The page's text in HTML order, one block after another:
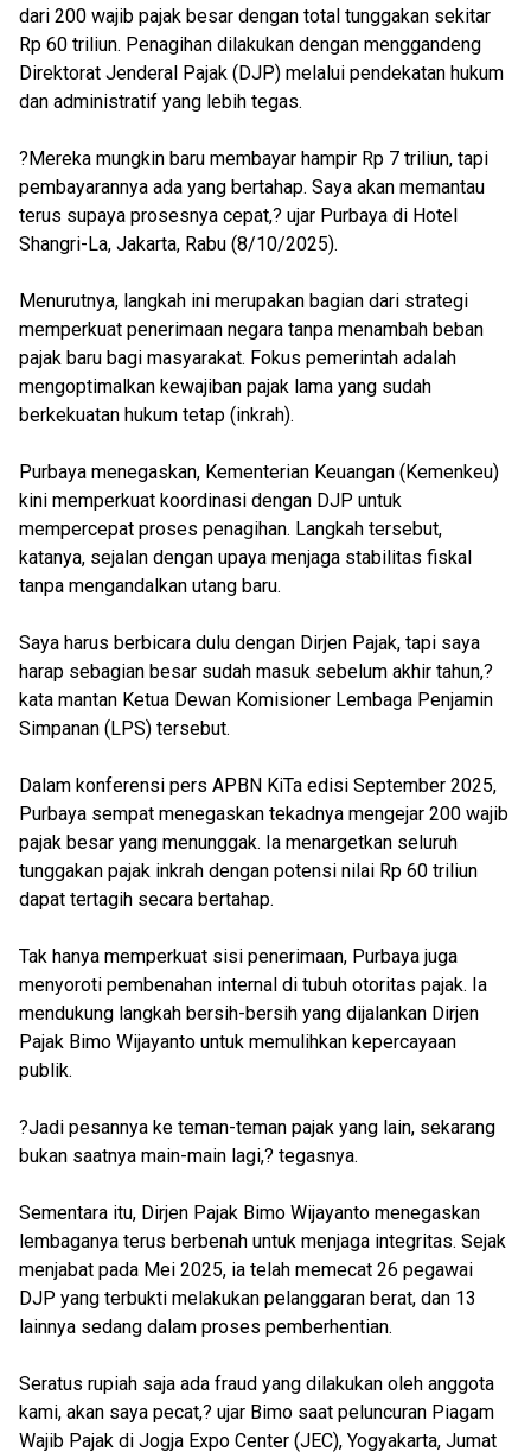
dari 200 wajib pajak besar dengan total tunggakan sekitar
Rp 60 triliun. Penagihan dilakukan dengan menggandeng
Direktorat Jenderal Pajak (DJP) melalui pendekatan hukum
dan administratif yang lebih tegas.
?Mereka mungkin baru membayar hampir Rp 7 triliun, tapi
pembayarannya ada yang bertahap. Saya akan memantau
terus supaya prosesnya cepat,? ujar Purbaya di Hotel
Shangri-La, Jakarta, Rabu (8/10/2025).
Menurutnya, langkah ini merupakan bagian dari strategi
memperkuat penerimaan negara tanpa menambah beban
pajak baru bagi masyarakat. Fokus pemerintah adalah
mengoptimalkan kewajiban pajak lama yang sudah
berkekuatan hukum tetap (inkrah).
Purbaya menegaskan, Kementerian Keuangan (Kemenkeu)
kini memperkuat koordinasi dengan DJP untuk
mempercepat proses penagihan. Langkah tersebut,
katanya, sejalan dengan upaya menjaga stabilitas fiskal
tanpa mengandalkan utang baru.
Saya harus berbicara dulu dengan Dirjen Pajak, tapi saya
harap sebagian besar sudah masuk sebelum akhir tahun,?
kata mantan Ketua Dewan Komisioner Lembaga Penjamin
Simpanan (LPS) tersebut.
Dalam konferensi pers APBN KiTa edisi September 2025,
Purbaya sempat menegaskan tekadnya mengejar 200 wajib
pajak besar yang menunggak. Ia menargetkan seluruh
tunggakan pajak inkrah dengan potensi nilai Rp 60 triliun
dapat tertagih secara bertahap.
Tak hanya memperkuat sisi penerimaan, Purbaya juga
menyoroti pembenahan internal di tubuh otoritas pajak. Ia
mendukung langkah bersih-bersih yang dijalankan Dirjen
Pajak Bimo Wijayanto untuk memulihkan kepercayaan
publik.
?Jadi pesannya ke teman-teman pajak yang lain, sekarang
bukan saatnya main-main lagi,? tegasnya.
Sementara itu, Dirjen Pajak Bimo Wijayanto menegaskan
lembaganya terus berbenah untuk menjaga integritas. Sejak
menjabat pada Mei 2025, ia telah memecat 26 pegawai
DJP yang terbukti melakukan pelanggaran berat, dan 13
lainnya sedang dalam proses pemberhentian.
Seratus rupiah saja ada fraud yang dilakukan oleh anggota
kami, akan saya pecat,? ujar Bimo saat peluncuran Piagam
Wajib Pajak di Jogja Expo Center (JEC), Yogyakarta, Jumat